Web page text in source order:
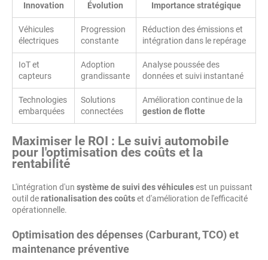
Innovation Évolution Importance stratégique
Véhicules
électriques
Progression
constante
Réduction des émissions et
intégration dans le repérage
IoT et
capteurs
Adoption
grandissante
Analyse poussée des
données et suivi instantané
Technologies
embarquées
Solutions
connectées
Amélioration continue de la
gestion de flotte
Maximiser le ROI : Le suivi automobile
pour l'optimisation des coûts et la
rentabilité
L'intégration d'un système de suivi des véhiculesest un puissant
outil derationalisation des coûtset d'amélioration de l'efficacité
opérationnelle.
Optimisation des dépenses (Carburant, TCO) et
maintenance préventive